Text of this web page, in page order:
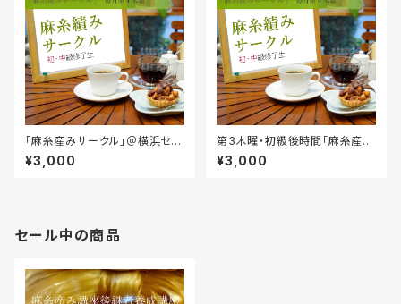
「麻糸産みサークル」＠横浜セン
ター北
¥3,000
第3木曜・初級後時間「麻糸産み
サークル」＠横浜センター北
¥3,000
セール中の商品